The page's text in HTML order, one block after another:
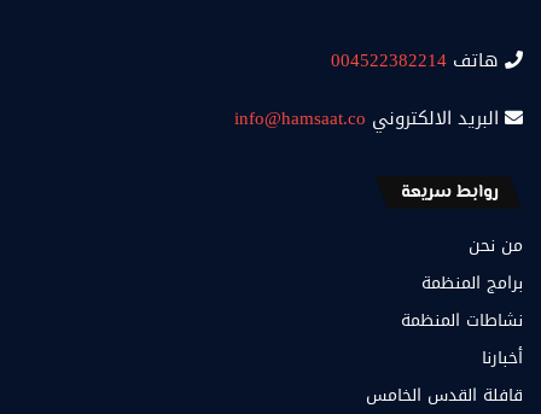
هاتف 004522382214
البريد الالكتروني info@hamsaat.co
روابط سريعة
من نحن
برامج المنظمة
نشاطات المنظمة
أخبارنا
قافلة القدس الخامس